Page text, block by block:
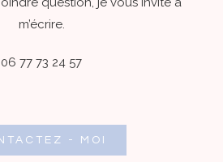
m’écrire.
06 77 73 24 57
- MOI